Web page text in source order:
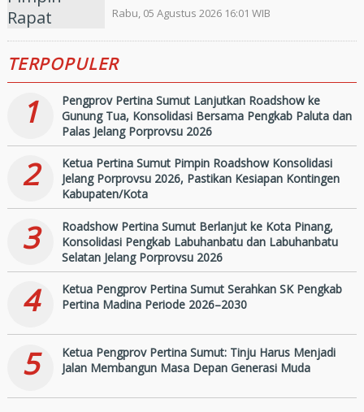
Lanjut Entry Meeting
Penilaian Kepatuhan
Pelayanan Publik Oleh
Ombudsman RI tahun 2026
Rabu, 05 Agustus 2026 16:01 WIB
TERPOPULER
1
Pengprov Pertina Sumut Lanjutkan Roadshow ke
Gunung Tua, Konsolidasi Bersama Pengkab Paluta dan
Palas Jelang Porprovsu 2026
2
Ketua Pertina Sumut Pimpin Roadshow Konsolidasi
Jelang Porprovsu 2026, Pastikan Kesiapan Kontingen
Kabupaten/Kota
3
Roadshow Pertina Sumut Berlanjut ke Kota Pinang,
Konsolidasi Pengkab Labuhanbatu dan Labuhanbatu
Selatan Jelang Porprovsu 2026
4
Ketua Pengprov Pertina Sumut Serahkan SK Pengkab
Pertina Madina Periode 2026–2030
5
Ketua Pengprov Pertina Sumut: Tinju Harus Menjadi
Jalan Membangun Masa Depan Generasi Muda